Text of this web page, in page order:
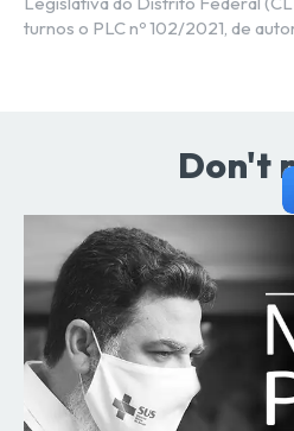
turnos o PLC nº 102/2021, de
Don't